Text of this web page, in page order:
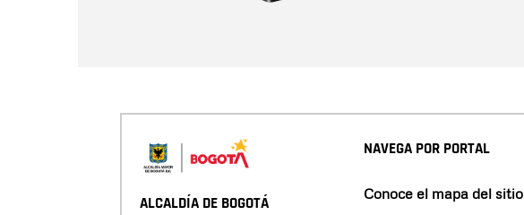
ALCALDÍA DE BOGOTÁ
NAVEGA POR PORTAL
Conoce el mapa del sitio